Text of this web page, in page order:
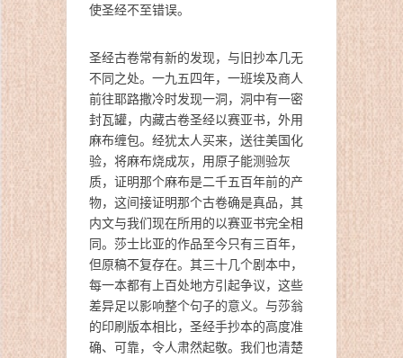
使圣经不至错误。
圣经古卷常有新的发现，与旧抄本几无
不同之处。一九五四年，一班埃及商人
前往耶路撒冷时发现一洞，洞中有一密
封瓦罐，内藏古卷圣经以赛亚书，外用
麻布缠包。经犹太人买来，送往美国化
验，将麻布烧成灰，用原子能测验灰
质，证明那个麻布是二千五百年前的产
物，这间接证明那个古卷确是真品，其
内文与我们现在所用的以赛亚书完全相
同。莎士比亚的作品至今只有三百年，
但原稿不复存在。其三十几个剧本中，
每一本都有上百处地方引起争议，这些
差异足以影响整个句子的意义。与莎翁
的印刷版本相比，圣经手抄本的高度准
确、可靠，令人肃然起敬。我们也清楚